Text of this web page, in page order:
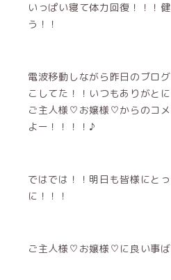
いっぱい寝て体力回復！！！
う！！
電波移動しながら昨日のブロ
こしてた！！いつもありがと
ご主人様♡お嬢様♡からのコ
よー！！！！♪
ではでは！！明日も皆様にと
に！！！
ご主人様♡お嬢様♡に良い事